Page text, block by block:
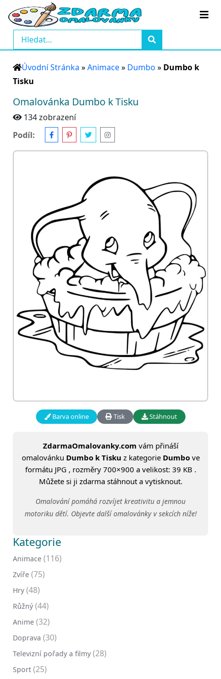
Úvodní Stránka »Animace» Dumbo » Dumbo k
Tisku
Omalovánka Dumbo k Tisku
134 zobrazení
Podíl:
Barva online Tisk Stáhnout
ZdarmaOmalovanky.com vám přináší
omalovánku Dumbo k Tisku z kategorie Dumbove
formátu JPG , rozměry 700×900 a velikost: 39 KB .
Můžete si ji zdarma stáhnout a vytisknout.
Omalování pomáhá rozvíjet kreativitu a jemnou
motoriku dětí. Objevte další omalovánky v sekcích níže!
Kategorie
Animace (116)
Zvíře (75)
Hry (48)
Růžný (44)
Anime (32)
Doprava (30)
Televizní pořady a filmy (28)
Sport (25)